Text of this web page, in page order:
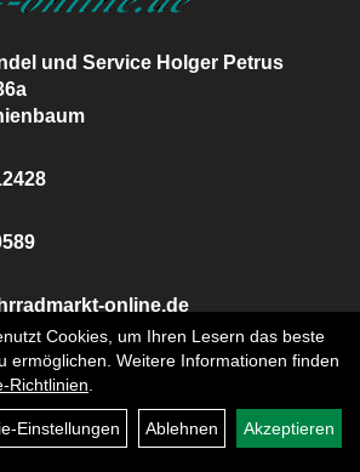
und Service Holger Petrus
online.de
COSWIG
Cookies, um Ihren Lesern das beste
ermöglichen. Weitere Informationen finden
Richtlinien
Einstellungen Ablehnen Akzeptieren